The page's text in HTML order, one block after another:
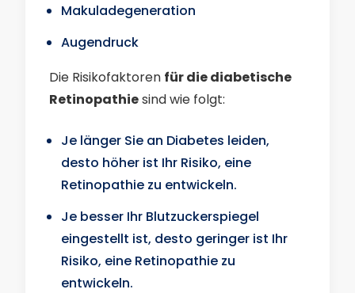
Makuladegeneration
Augendruck
Die Risikofaktoren für die diabetische
Retinopathiesind wie folgt:
Je länger Sie an Diabetes leiden,
desto höher ist Ihr Risiko, eine
Retinopathie zu entwickeln.
Je besser Ihr Blutzuckerspiegel
eingestellt ist, desto geringer ist Ihr
Risiko, eine Retinopathie zu
entwickeln.